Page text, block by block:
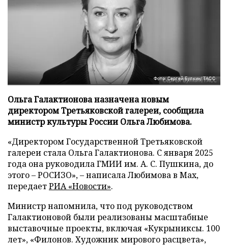
Фото: Сергей Булкин/ТАСС
Ольга Галактионова назначена новым
директором Третьяковской галереи, сообщила
министр культуры России Ольга Любимова.
«Директором Государственной Третьяковской
галереи стала Ольга Галактионова. С января 2025
года она руководила ГМИИ им. А. С. Пушкина, до
этого – РОСИЗО», – написала Любимова в Max,
передаетРИА «Новости».
Министр напомнила, что под руководством
Галактионовой были реализованы масштабные
выставочные проекты, включая «Кукрыниксы. 100
лет», «Филонов. Художник мирового расцвета»,